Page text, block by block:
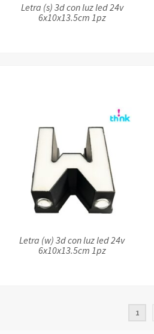
Letra (s) 3d con luz led 24v
6x10x13.5cm 1pz
Letra (w) 3d con luz led 24v
6x10x13.5cm 1pz
1